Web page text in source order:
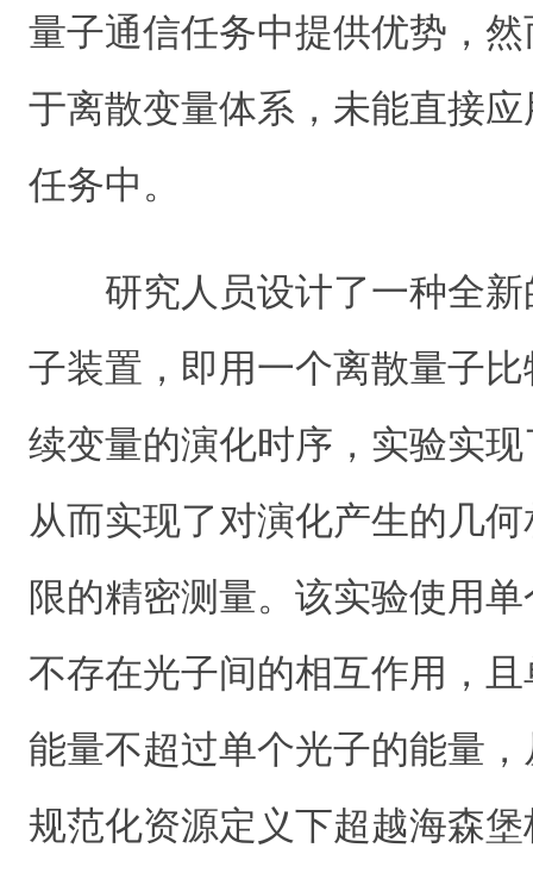
量子通信任务中提供优势，
于离散变量体系，未能直接
任务中。
研究人员设计了一种全新
子装置，即用一个离散量子
续变量的演化时序，实验实
从而实现了对演化产生的几
限的精密测量。该实验使用
不存在光子间的相互作用，
能量不超过单个光子的能量
规范化资源定义下超越海森